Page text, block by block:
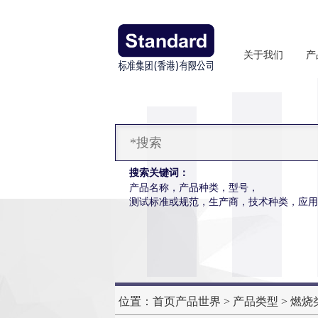
关于我们
搜索关键词：
产品名称，产品种类，型号，
测试标准或规范，生产商，技术种类，应
位置： 首页产品世界 > 产品类型 > 燃烧